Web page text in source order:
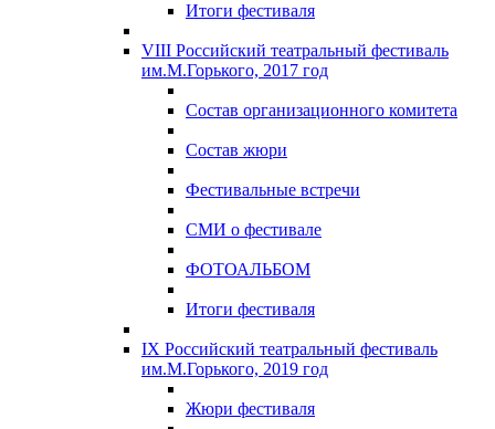
Итоги фестиваля
VIII Российский театральный фестиваль
им.М.Горького, 2017 год
Состав организационного комитета
Состав жюри
Фестивальные встречи
СМИ о фестивале
ФОТОАЛЬБОМ
Итоги фестиваля
IX Российский театральный фестиваль
им.М.Горького, 2019 год
Жюри фестиваля